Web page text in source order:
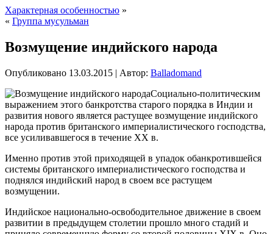
Характерная особенностью »
« Группа мусульман
Возмущение индийского народа
Опубликовано 13.03.2015 | Автор: Balladomand
Социально-политическим
выражением этого банкротства старого порядка в Индии и
развития нового является растущее возмущение индийского
народа против британского империалистического господства,
все усиливавшегося в течение XX в.
Именно против этой приходящей в упадок обанкротившейся
системы британского империалистического господства и
поднялся индийский народ в своем все растущем
возмущении.
Индийское национально-освободительное движение в своем
развитии в предыдущем столетии прошло много стадий и